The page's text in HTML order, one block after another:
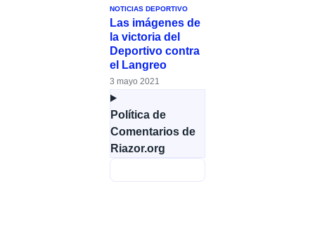
NOTICIAS DEPORTIVO
Las imágenes de
la victoria del
Deportivo contra
el Langreo
3 mayo 2021
Política de
Comentarios de
Riazor.org